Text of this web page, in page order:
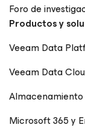
Foro de
Productos y
Veeam Data
Veeam Data
Microsoft 365 y